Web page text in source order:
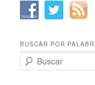
BUSCAR POR
u